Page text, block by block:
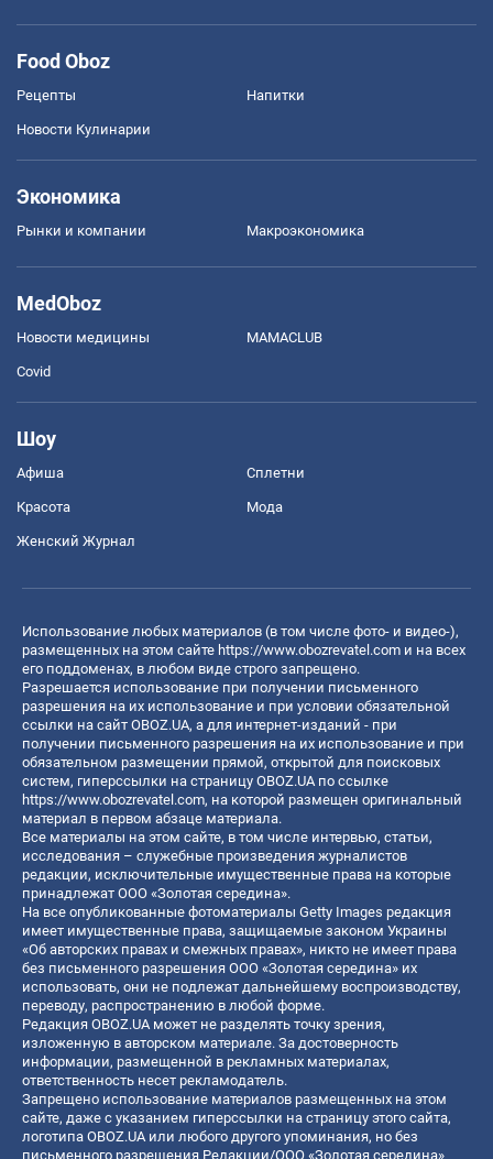
Food Oboz
Рецепты Напитки
Новости Кулинарии
Экономика
Рынки и компании Mакроэкономика
MedOboz
Новости медицины MAMACLUB
Covid
Шоу
Афиша Сплетни
Красота Мода
Женский Журнал
Использование любых материалов (в том числе фото- и видео-),
размещенных на этом сайте https://www.obozrevatel.com и на всех
его поддоменах, в любом виде строго запрещено.
Разрешается использование при получении письменного
разрешения на их использование и при условии обязательной
ссылки на сайт OBOZ.UA, а для интернет-изданий - при
получении письменного разрешения на их использование и при
обязательном размещении прямой, открытой для поисковых
систем, гиперссылки на страницу OBOZ.UA по ссылке
https://www.obozrevatel.com, на которой размещен оригинальный
материал в первом абзаце материала.
Все материалы на этом сайте, в том числе интервью, статьи,
исследования – служебные произведения журналистов
редакции, исключительные имущественные права на которые
принадлежат ООО «Золотая середина».
На все опубликованные фотоматериалы Getty Images редакция
имеет имущественные права, защищаемые законом Украины
«Об авторских правах и смежных правах», никто не имеет права
без письменного разрешения ООО «Золотая середина» их
использовать, они не подлежат дальнейшему воспроизводству,
переводу, распространению в любой форме.
Редакция OBOZ.UA может не разделять точку зрения,
изложенную в авторском материале. За достоверность
информации, размещенной в рекламных материалах,
ответственность несет рекламодатель.
Запрещено использование материалов размещенных на этом
сайте, даже с указанием гиперссылки на страницу этого сайта,
логотипа OBOZ.UA или любого другого упоминания, но без
письменного разрешения Редакции/ООО «Золотая середина»